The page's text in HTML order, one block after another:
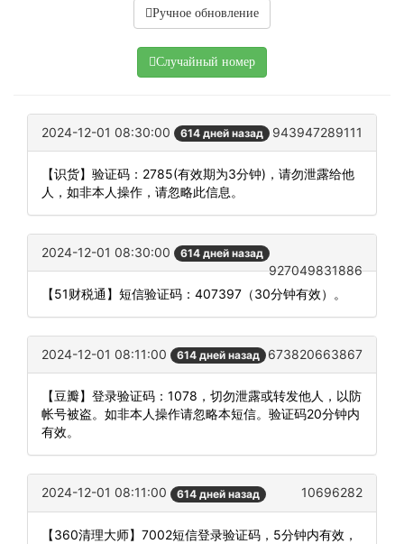
Ручное обновление
Случайный номер
2024-12-01 08:30:00 614 дней назад 943947289111
【识货】验证码：2785(有效期为3分钟)，请勿泄露给他
人，如非本人操作，请忽略此信息。
2024-12-01 08:30:00 614 дней назад
927049831886
【51财税通】短信验证码：407397（30分钟有效）。
2024-12-01 08:11:00 614 дней назад 673820663867
【豆瓣】登录验证码：1078，切勿泄露或转发他人，以防
帐号被盗。如非本人操作请忽略本短信。验证码20分钟内
有效。
2024-12-01 08:11:00 614 дней назад 10696282
【360清理大师】7002短信登录验证码，5分钟内有效，